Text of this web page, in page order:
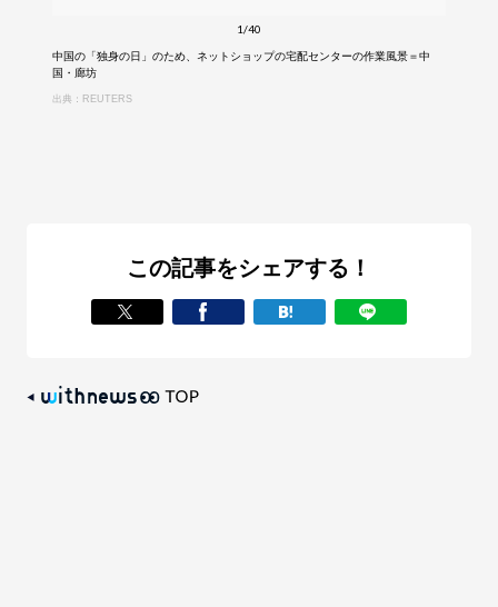
1/40
中国の「独身の日」のため、ネットショップの宅配センターの作業風景＝中
国・廊坊
出典：REUTERS
この記事をシェアする！